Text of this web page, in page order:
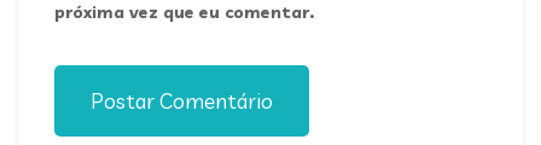
próxima vez que eu comentar.
Postar Comentário